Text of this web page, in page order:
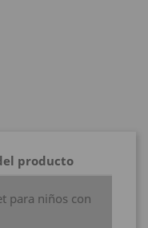
producto
para niños con